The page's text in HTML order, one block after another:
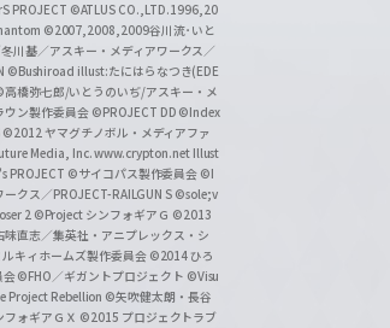
PROJECT ©ATLUS CO.,LTD.1996,20
©2007,2008,2009谷川流･いと
川基／アスキー・メディアワークス／
©Bushiroad illust:たにはらなつき(EDE
橋弥七郎/いとうのいぢ/アスキー・メ
ウン製作委員会 ©PROJECT DD ©Index
©2012 ヤマグチノボル・メディアファ
Media, Inc. www.crypton.net Illust
PROJECT ©サイコパス製作委員会 ©I
クス／PROJECT-RAILGUN S ©sole;v
2 ©Project シンフォギアＧ ©2013
味直志／集英社・アニプレックス・シ
キィホームズ製作委員会 ©2014 ひろ
会©FHO／ギガントプロジェクト ©Visu
Project Rebellion ©矢吹健太朗・長谷
ォギアＧＸ ©2015 プロジェクトラブ